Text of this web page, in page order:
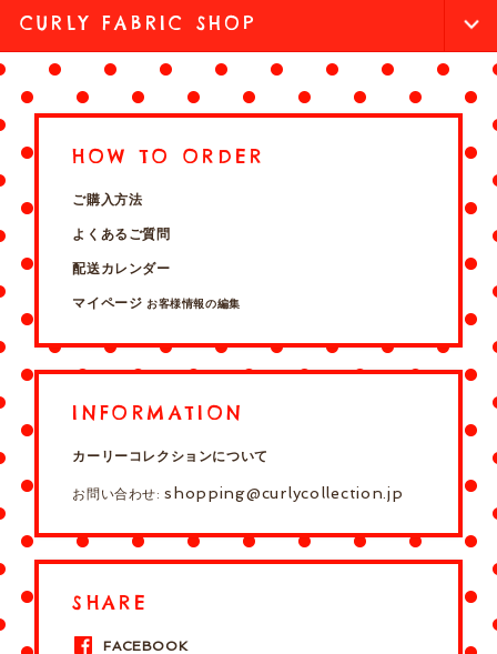
CURLY FABRIC SHOP
HOW TO ORDER
ご購入方法
よくあるご質問
配送カレンダー
マイページ お客様情報の編集
INFORMATION
カーリーコレクションについて
お問い合わせ:shopping@curlycollection.jp
SHARE
FACEBOOK